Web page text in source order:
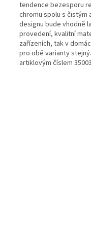
tendence bezesporu
chromu spolu s čistým
designu bude vhodně
provedení, kvalitní
zařízeních, tak v
pro obě varianty
artiklovým číslem